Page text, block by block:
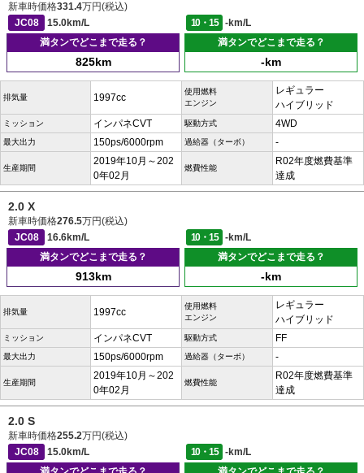
新車時価格331.4万円(税込)
JC08
15.0km/L 10・15
-km/L
満タンでどこまで走る？
825km
満タンでどこまで走る？
-km
排気量 1997cc
使用燃料
エンジン
レギュラー
ハイブリッド
ミッション インパネCVT 駆動方式 4WD
最大出力 150ps/6000rpm 過給器（ターボ） -
生産期間
2019年10月～202
0年02月
燃費性能
R02年度燃費基準
達成
2.0 X
新車時価格276.5万円(税込)
JC08
16.6km/L 10・15
-km/L
満タンでどこまで走る？
913km
満タンでどこまで走る？
-km
排気量 1997cc
使用燃料
エンジン
レギュラー
ハイブリッド
ミッション インパネCVT 駆動方式 FF
最大出力 150ps/6000rpm 過給器（ターボ） -
生産期間
2019年10月～202
0年02月
燃費性能
R02年度燃費基準
達成
2.0 S
新車時価格255.2万円(税込)
JC08
15.0km/L 10・15
-km/L